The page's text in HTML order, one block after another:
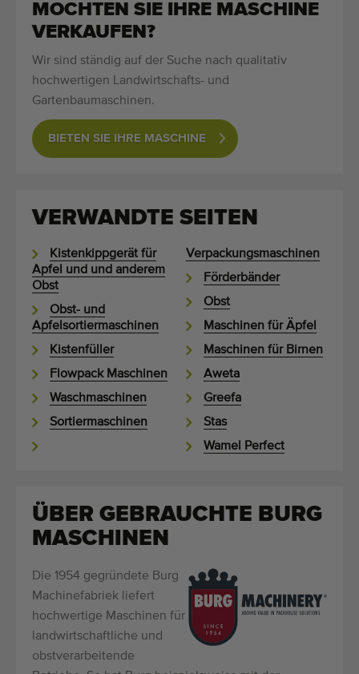
MOCHTEN SIE IHRE MASCHINE
VERKAUFEN?
Wir sind ständig auf der Suche nach qualitativ
hochwertigen Landwirtschafts- und
Gartenbaumaschinen.
BIETEN SIE IHRE MASCHINE
VERWANDTE SEITEN
Kistenkippgerät für
Apfel und und anderem
Obst
Obst- und
Apfelsortiermaschinen
Kistenfüller
Flowpack Maschinen
Waschmaschinen
Sortiermaschinen
Verpackungsmaschinen
Förderbänder
Obst
Maschinen für Äpfel
Maschinen für Birnen
Aweta
Greefa
Stas
Wamel Perfect
ÜBER GEBRAUCHTE BURG
MASCHINEN
Die 1954 gegründete Burg
Machinefabriek liefert
hochwertige Maschinen für
landwirtschaftliche und
obstverarbeitende